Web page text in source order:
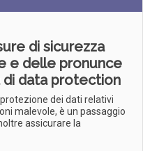
di sicurezza
e delle pronunce
data protection
dei dati relativi
malevole, è un passaggio
assicurare la